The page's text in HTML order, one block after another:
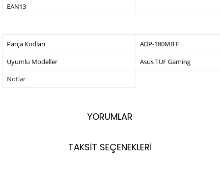
EAN13
Parça Kodları
ADP-180MB F
Uyumlu Modeller
Asus TUF Gaming
Notlar
YORUMLAR
TAKSİT SEÇENEKLERİ